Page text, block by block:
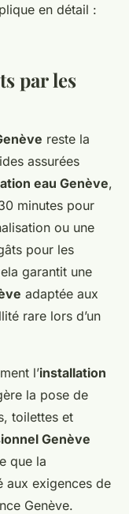
en détail :
par les
reste la
assurées
eau Genève,
minutes pour
ou une
pour les
garantit une
adaptée aux
rare lors d’un
l’installation
la pose de
toilettes et
Genève
que la
aux exigences de
Genève.